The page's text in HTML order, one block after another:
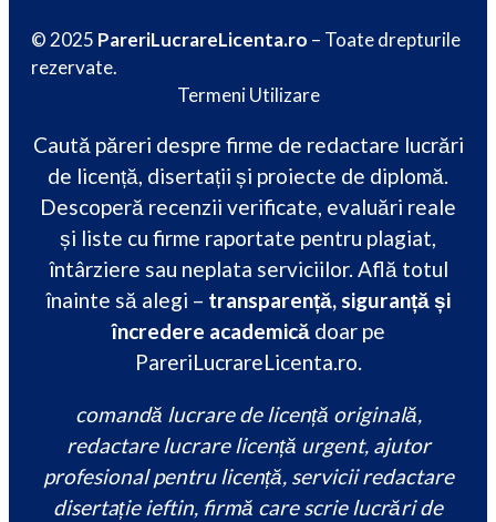
© 2025 PareriLucrareLicenta.ro – Toate drepturile
rezervate.
Termeni Utilizare
Caută păreri despre firme de redactare lucrări
de licență, disertații și proiecte de diplomă.
Descoperă recenzii verificate, evaluări reale
și liste cu firme raportate pentru plagiat,
întârziere sau neplata serviciilor. Află totul
înainte să alegi – transparență, siguranță și
încredere academicădoar pe
PareriLucrareLicenta.ro.
comandă lucrare de licență originală,
redactare lucrare licență urgent, ajutor
profesional pentru licență, servicii redactare
disertație ieftin, firmă care scrie lucrări de